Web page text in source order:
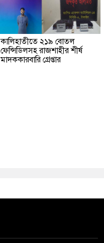
কালিহাতীতে ২১৯ বোতল
ফেন্সিডিলসহ রাজশাহীর শীর্ষ
মাদককারবারি গ্রেপ্তার